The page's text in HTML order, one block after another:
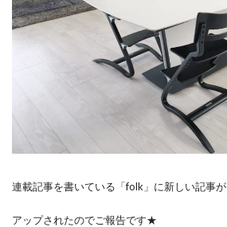
連載記事を書いている「folk」に新しい記事が
アップされたのでご報告です★